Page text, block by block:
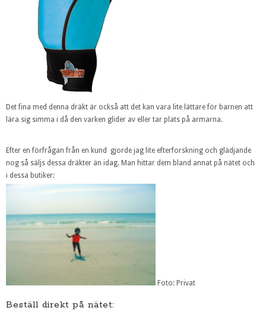
Det fina med denna dräkt är också att det kan vara lite lättare för barnen att
lära sig simma i då den varken glider av eller tar plats på armarna.
Efter en förfrågan från en kund gjorde jag lite efterforskning och glädjande
nog så säljs dessa dräkter än idag. Man hittar dem bland annat på nätet och
i dessa butiker:
Foto: Privat
Beställ direkt på nätet: